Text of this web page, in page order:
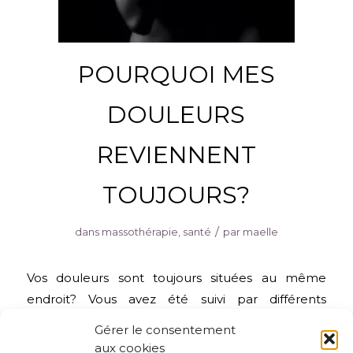
Gérer le consentement
aux cookies
POURQUOI MES
DOULEURS
REVIENNENT
TOUJOURS?
dans massothérapie santé / par maelle
Vos douleurs sont toujours situées au même
endroit? Vous avez été suivi par différents
commencez à penser qu’il n’y a pas de solution?